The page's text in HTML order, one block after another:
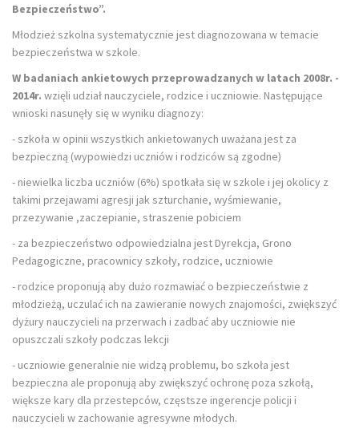
Bezpieczeństwo”.
Młodzież szkolna systematycznie jest diagnozowana w temacie
bezpieczeństwa w szkole.
W badaniach ankietowych przeprowadzanych w latach 2008r. -
2014r. wzięli udział nauczyciele, rodzice i uczniowie. Następujące
wnioski nasunęły się w wyniku diagnozy:
- szkoła w opinii wszystkich ankietowanych uważana jest za
bezpieczną (wypowiedzi uczniów i rodziców są zgodne)
- niewielka liczba uczniów (6%) spotkała się w szkole i jej okolicy z
takimi przejawami agresji jak szturchanie, wyśmiewanie,
przezywanie ,zaczepianie, straszenie pobiciem
- za bezpieczeństwo odpowiedzialna jest Dyrekcja, Grono
Pedagogiczne, pracownicy szkoły, rodzice, uczniowie
- rodzice proponują aby dużo rozmawiać o bezpieczeństwie z
młodzieżą, uczulać ich na zawieranie nowych znajomości, zwiększyć
dyżury nauczycieli na przerwach i zadbać aby uczniowie nie
opuszczali szkoły podczas lekcji
- uczniowie generalnie nie widzą problemu, bo szkoła jest
bezpieczna ale proponują aby zwiększyć ochronę poza szkołą,
większe kary dla przestepców, częstsze ingerencje policji i
nauczycieli w zachowanie agresywne młodych.